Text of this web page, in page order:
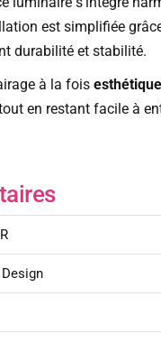
est simplifiée
durabilité et stabilité.
à la fois
en restant facile à